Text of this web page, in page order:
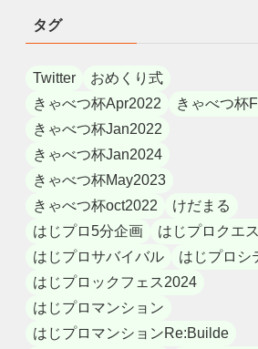
タグ
Twitter
おめくり式
きゃべつ杯Apr2022
きゃべつ杯
きゃべつ杯Jan2022
きゃべつ杯Jan2024
きゃべつ杯May2023
きゃべつ杯oct2022
けだまる
はじプロ5分企画
はじプロクエ
はじプロサバイバル
はじプロシ
はじプロックフェス2024
はじプロマンション
はじプロマンションRe:Builde